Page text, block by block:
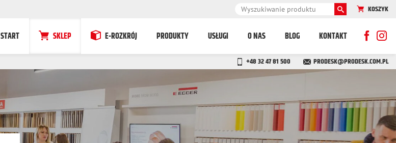
KOSZYK
START SKLEP E-ROZKRÓJ PRODUKTY USŁUGI O NAS BLOG KONTAKT
+48 32 47 81 500 PRODESK@PRODESK.COM.PL